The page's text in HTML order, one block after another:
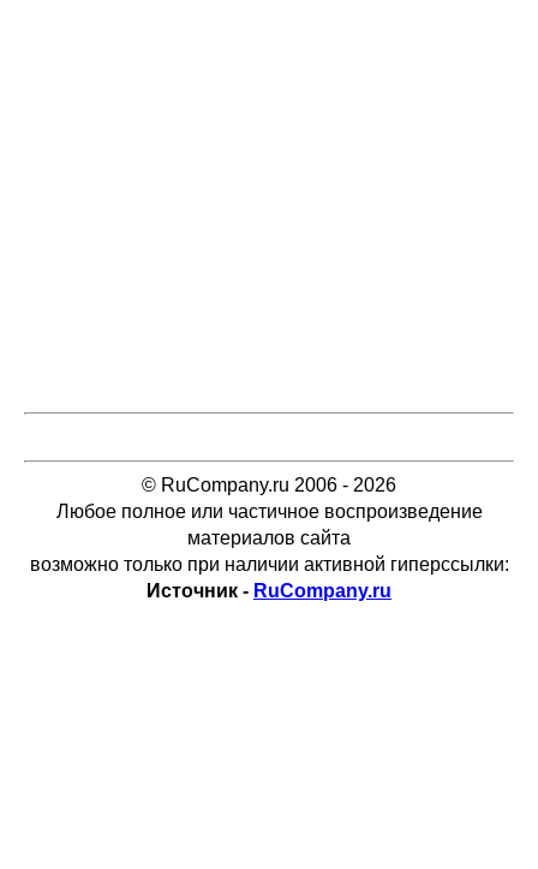
© RuCompany.ru 2006 - 2026
Любое полное или частичное воспроизведение
материалов сайта
возможно только при наличии активной гиперссылки:
Источник - RuCompany.ru